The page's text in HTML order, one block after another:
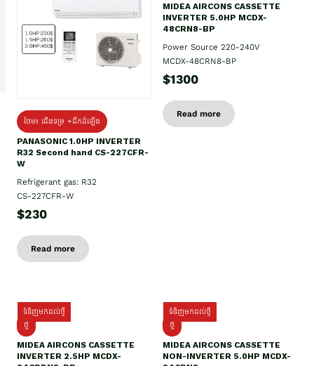
ថែម៖ ជើងទម្រ +ដឹកដំឡើង
PANASONIC 1.0HP INVERTER
R32 Second hand CS-227CFR-
W
Refrigerant gas: R32
CS-227CFR-W
$230
Read more
MIDEA AIRCONS CASSETTE
INVERTER 5.0HP MCDX-
48CRN8-BP
Power Source 220-240V
MCDX-48CRN8-BP
$1300
Read more
ទំនិញមកដល់ថ្មី
ថ្មី
MIDEA AIRCONS CASSETTE
INVERTER 2.5HP MCDX-
ទំនិញមកដល់ថ្មី
ថ្មី
MIDEA AIRCONS CASSETTE
NON-INVERTER 5.0HP MCDX-